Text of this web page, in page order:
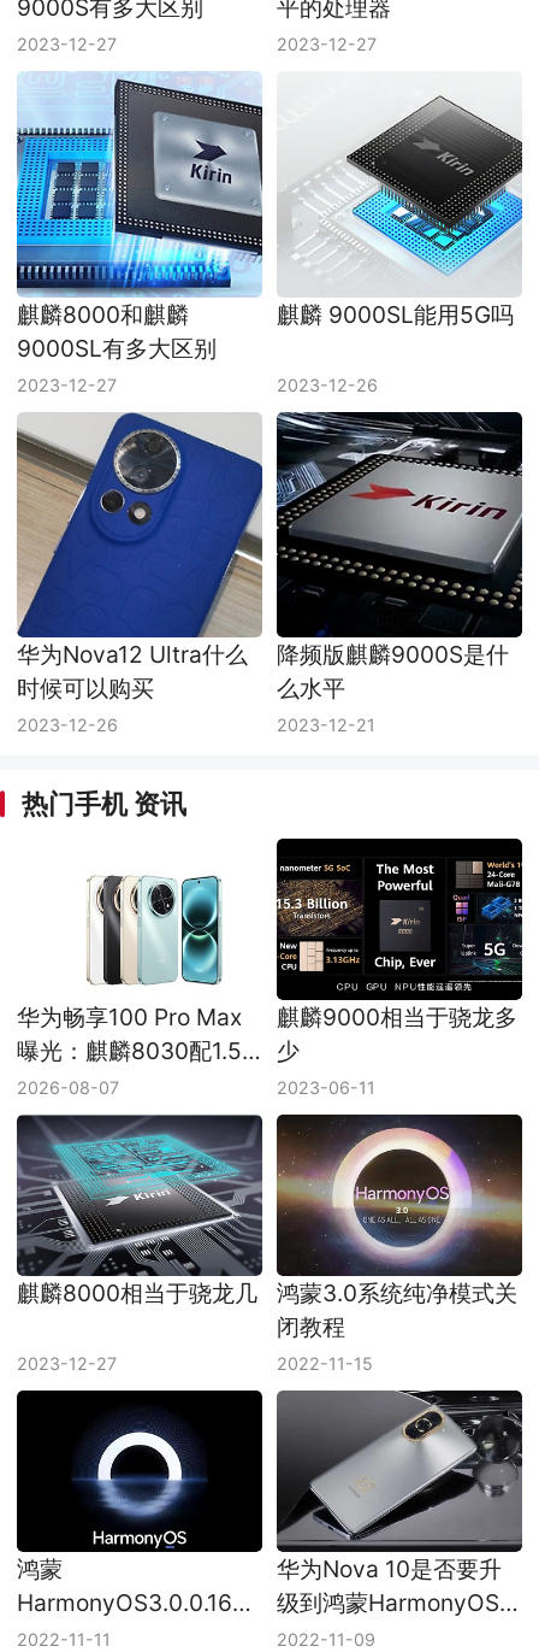
9000S有多大区别
2023-12-27
平的处理器
2023-12-27
麒麟8000和麒麟
9000SL有多大区别
2023-12-27
麒麟 9000SL能用5G吗
2023-12-26
华为Nova12 Ultra什么
时候可以购买
2023-12-26
降频版麒麟9000S是什
么水平
2023-12-21
热门手机 资讯
华为畅享100 Pro Max
曝光：麒麟8030配1.5K
LCD和9000mAh级电池
2026-08-07
麒麟9000相当于骁龙多
少
2023-06-11
麒麟8000相当于骁龙几
2023-12-27
鸿蒙3.0系统纯净模式关
闭教程
2022-11-15
鸿蒙
HarmonyOS3.0.0.166
更新了哪些内容
2022-11-11
华为Nova 10是否要升
级到鸿蒙HarmonyOS
3.0
2022-11-09